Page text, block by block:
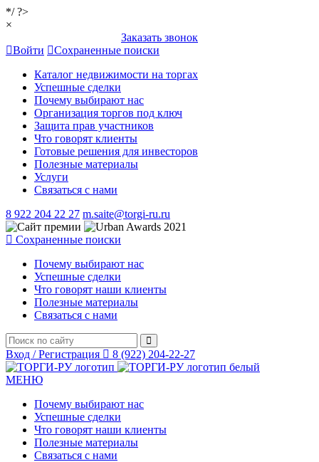
*/ ?>
×
Заказать звонок
Войти
Сохраненные поиски
Каталог недвижимости на торгах
Успешные сделки
Почему выбирают нас
Организация торгов под ключ
Защита прав участников
Что говорят клиенты
Готовые решения для инвесторов
Полезные материалы
Услуги
Связаться с нами
8 922 204 22 27 m.saite@torgi-ru.ru
Сохраненные поиски
Почему выбирают нас
Успешные сделки
Что говорят наши клиенты
Полезные материалы
Связаться с нами
Вход / Регистрация 8 (922) 204-22-27
МЕНЮ
Почему выбирают нас
Успешные сделки
Что говорят наши клиенты
Полезные материалы
Связаться с нами